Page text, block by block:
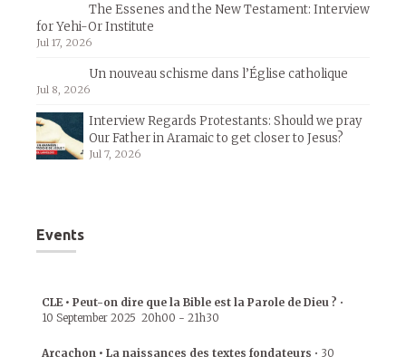
The Essenes and the New Testament: Interview
for Yehi-Or Institute
Jul 17, 2026
Un nouveau schisme dans l’Église catholique
Jul 8, 2026
Interview Regards Protestants: Should we pray
Our Father in Aramaic to get closer to Jesus?
Jul 7, 2026
Events
CLE • Peut-on dire que la Bible est la Parole de Dieu ? •
10 September 2025 20h00 - 21h30
Arcachon • La naissances des textes fondateurs • 30